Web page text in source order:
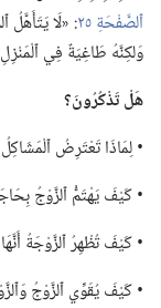
ٱلصَّفْحَةِ ٢٥
‏:‏ «لَا
وَلكِنَّهُ طَاغِيَةٌ فِي
هَلْ تَذْكُرُونَ؟‏
‏• لِمَاذَا تَعْتَرِضُ
‏• كَيْفَ يَهْتَمُّ ٱلزَّوْجُ
‏• كَيْفَ تُظْهِرُ ٱلزَّوْجَةُ
‏• كَيْفَ يُقَوِّي ٱلزَّوْجُ